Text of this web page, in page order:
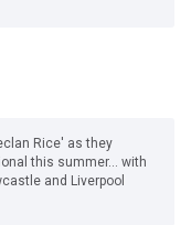
Rice' as they
this summer... with
and Liverpool